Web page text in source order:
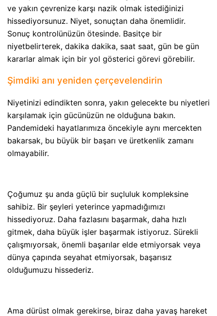
ve yakın çevrenize karşı nazik olmak istediğinizi
hissediyorsunuz. Niyet, sonuçtan daha önemlidir.
Sonuç kontrolünüzün ötesinde. Basitçe bir
niyetbelirterek, dakika dakika, saat saat, gün be gün
kararlar almak için bir yol gösterici görevi görebilir.
Şimdiki anı yeniden çerçevelendirin
Niyetinizi edindikten sonra, yakın gelecekte bu niyetleri
karşılamak için gücünüzün ne olduğuna bakın.
Pandemideki hayatlarımıza öncekiyle aynı mercekten
bakarsak, bu büyük bir başarı ve üretkenlik zamanı
olmayabilir.
Çoğumuz şu anda güçlü bir suçluluk kompleksine
sahibiz. Bir şeyleri yeterince yapmadığımızı
hissediyoruz. Daha fazlasını başarmak, daha hızlı
gitmek, daha büyük işler başarmak istiyoruz. Sürekli
çalışmıyorsak, önemli başarılar elde etmiyorsak veya
dünya çapında seyahat etmiyorsak, başarısız
olduğumuzu hissederiz.
Ama dürüst olmak gerekirse, biraz daha yavaş hareket